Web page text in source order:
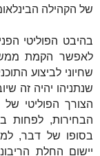
של הקהילה
בהיבט הפוליטי
לאפשר הקמת
שחיוני לביצוע
שנתניהו יהיה זה
הצורך הפוליטי של
הבחירות, לפחות
בסופו של דבר,
יישום החלת